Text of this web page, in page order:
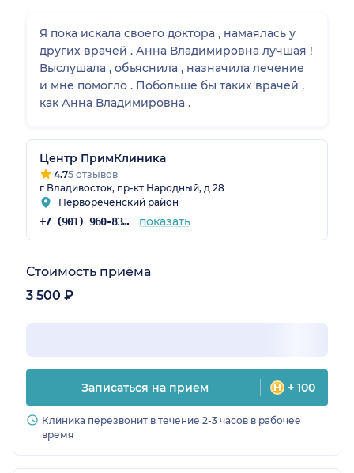
Я пока искала своего доктора , намаялась у
других врачей . Анна Владимировна лучшая !
Выслушала , объяснила , назначила лечение
и мне помогло . Побольше бы таких врачей ,
как Анна Владимировна .
Центр ПримКлиника
4.75 отзывов
г Владивосток, пр-кт Народный, д 28
Первореченский район
+7 (901) 960-83-49 показать
Стоимость приёма
3 500 ₽
Записаться на прием + 100
Клиника перезвонит в течение 2-3 часов в рабочее
время